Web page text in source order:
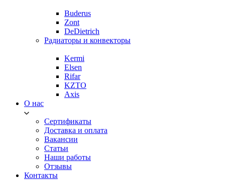
Buderus
Zont
DeDietrich
Радиаторы и конвекторы
Kermi
Elsen
Rifar
KZTO
Axis
О нас
Сертификаты
Доставка и оплата
Вакансии
Статьи
Наши работы
Отзывы
Контакты